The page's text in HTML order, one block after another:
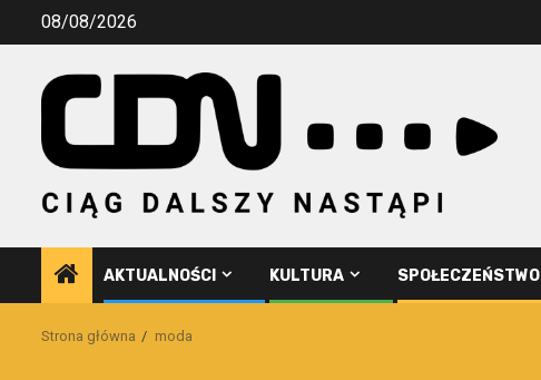
Przejdź08/08/2026
AKTUALNOŚCI KULTURA SPOŁECZEŃSTWO
Strona główna moda